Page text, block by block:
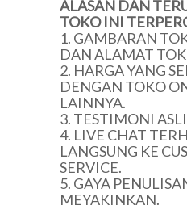
ALASAN DAN
TOKO INI
1. GAMBARAN
DAN ALAMAT
2. HARGA YANG
DENGAN TOKO
LAINNYA.
3. TESTIMONI
4. LIVE CHAT
LANGSUNG KE
SERVICE.
5. GAYA
MEYAKINKAN.